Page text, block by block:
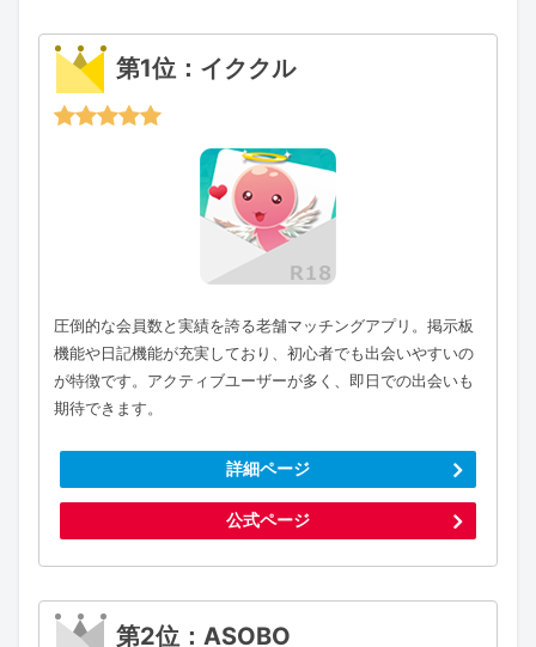
第1位：イククル
圧倒的な会員数と実績を誇る老舗マッチングアプリ。掲示板
機能や日記機能が充実しており、初心者でも出会いやすいの
が特徴です。アクティブユーザーが多く、即日での出会いも
期待できます。
詳細ページ
公式ページ
第2位：ASOBO